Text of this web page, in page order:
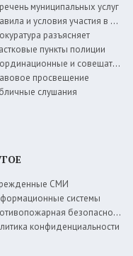
муниципальных услуг
и условия участия в жилищных программах
разъясняет
пункты полиции
и совещательные органы
просвещение
слушания
СМИ
системы
безопасность
конфиденциальности